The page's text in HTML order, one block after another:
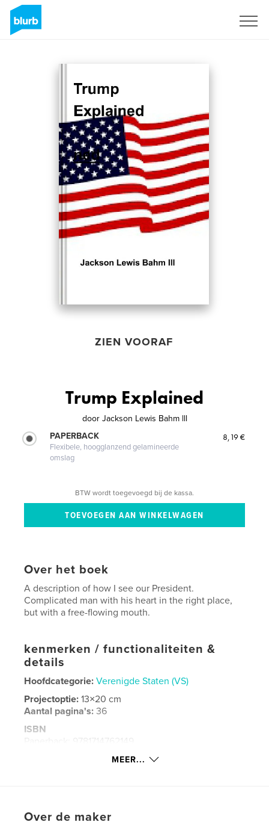
ZIEN VOORAF
Trump Explained
door Jackson Lewis Bahm lll
PAPERBACK
Flexibele, hoogglanzend gelamineerde
omslag
8,19 €
BTW wordt toegevoegd bij de kassa.
Over het boek
A description of how I see our President.
Complicated man with his heart in the right place,
but with a free-flowing mouth.
kenmerken / functionaliteiten &
details
Hoofdcategorie: Verenigde Staten (VS)
Projectoptie:13×20 cm
Aantal pagina's:36
ISBN
Paperback: 9781714762149
apr 26, 2020
Politicians , Bahm
MEER...
Over de maker